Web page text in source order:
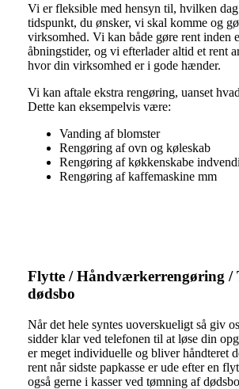
Vi er fleksible med hensyn til, hvilken
tidspunkt, du ønsker, vi skal komme og
virksomhed. Vi kan både gøre rent inden
åbningstider, og vi efterlader altid et rent
hvor din virksomhed er i gode hænder.
Vi kan aftale ekstra rengøring, uanset
Dette kan eksempelvis være:
Vanding af blomster
Rengøring af ovn og køleskab
Rengøring af køkkenskabe
Rengøring af kaffemaskine mm
Flytte / Håndværkerrengøring /
dødsbo
Når det hele syntes uoverskueligt så giv
sidder klar ved telefonen til at løse din
er meget individuelle og bliver håndteret
rent når sidste papkasse er ude efter en
også gerne i kasser ved tømning af